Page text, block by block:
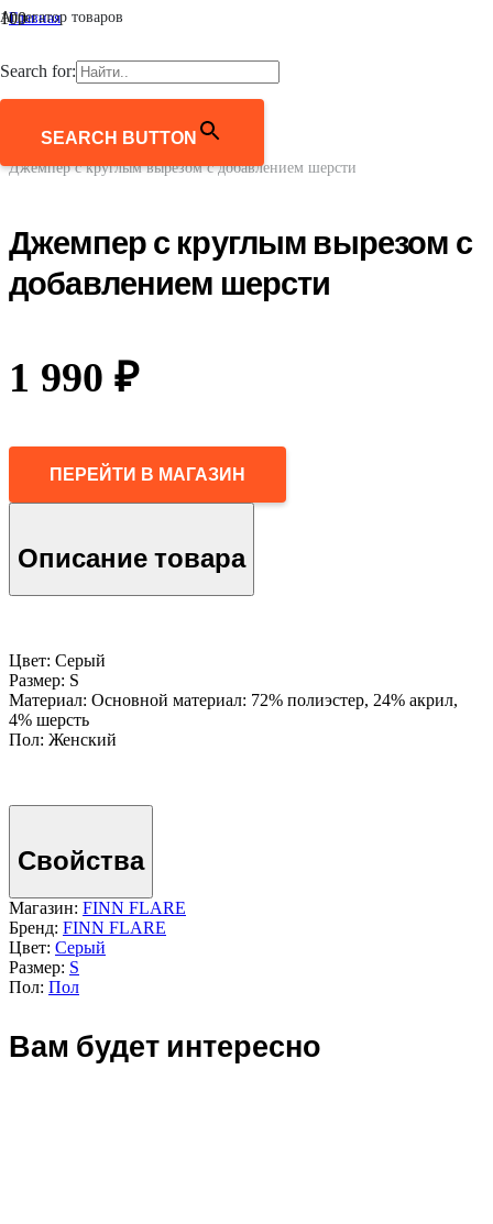
Агрегатор товаров
Search for:
SEARCH BUTTON
Главная
/
Джемперы, свитеры, кардиганы
Джемпер с круглым вырезом с добавлением шерсти
Джемпер с круглым вырезом с
добавлением шерсти
1 990 ₽
ПЕРЕЙТИ В МАГАЗИН
Описание товара
Цвет: Серый
Размер: S
Материал: Основной материал: 72% полиэстер, 24% акрил,
4% шерсть
Пол: Женский
Свойства
Магазин: FINN FLARE
Бренд: FINN FLARE
Цвет: Серый
Размер: S
Пол: Пол
Вам будет интересно